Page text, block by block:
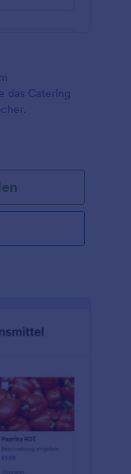
das Catering